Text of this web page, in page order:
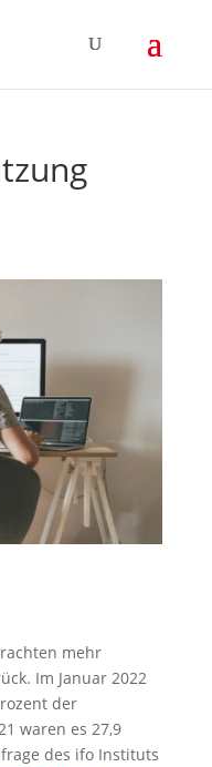
mehr
Im Januar 2022
der
waren es 27,9
des ifo Instituts